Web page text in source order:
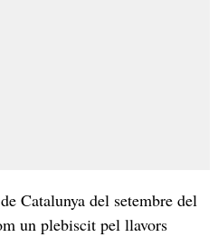
Catalunya del setembre del
un plebiscit pel llavors